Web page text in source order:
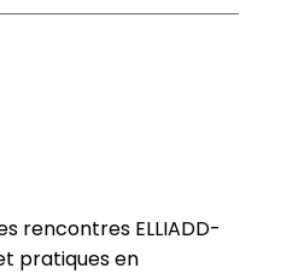
rencontres ELLIADD-
pratiques en